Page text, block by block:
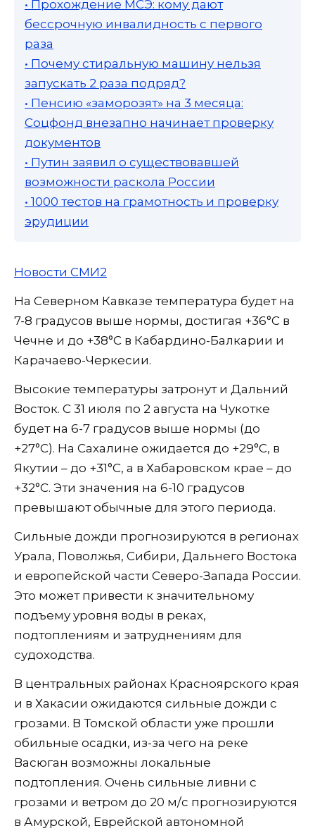
• Прохождение МСЭ: кому дают
бессрочную инвалидность с первого
раза
• Почему стиральную машину нельзя
запускать 2 раза подряд?
• Пенсию «заморозят» на 3 месяца:
Соцфонд внезапно начинает проверку
документов
• Путин заявил о существовавшей
возможности раскола России
• 1000 тестов на грамотность и проверку
эрудиции
Новости СМИ2
На Северном Кавказе температура будет на
7-8 градусов выше нормы, достигая +36°C в
Чечне и до +38°C в Кабардино-Балкарии и
Карачаево-Черкесии.
Высокие температуры затронут и Дальний
Восток. С 31 июля по 2 августа на Чукотке
будет на 6-7 градусов выше нормы (до
+27°C). На Сахалине ожидается до +29°C, в
Якутии – до +31°C, а в Хабаровском крае – до
+32°C. Эти значения на 6-10 градусов
превышают обычные для этого периода.
Сильные дожди прогнозируются в регионах
Урала, Поволжья, Сибири, Дальнего Востока
и европейской части Северо-Запада России.
Это может привести к значительному
подъему уровня воды в реках,
подтоплениям и затруднениям для
судоходства.
В центральных районах Красноярского края
и в Хакасии ожидаются сильные дожди с
грозами. В Томской области уже прошли
обильные осадки, из-за чего на реке
Васюган возможны локальные
подтопления. Очень сильные ливни с
грозами и ветром до 20 м/с прогнозируются
в Амурской, Еврейской автономной